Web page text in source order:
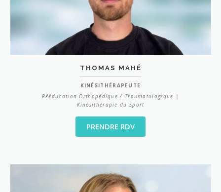
THOMAS MAHÉ
KINÉSITHÉRAPEUTE
Rééducation Orthopédique / Traumatologique |
Kinésithérapie du Sport
PRENDRE RDV